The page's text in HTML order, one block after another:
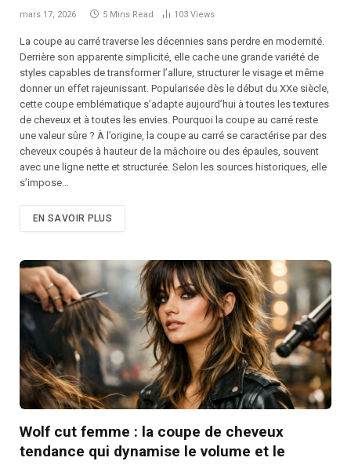
mars 17, 2026 5 Mins Read 103 Views
La coupe au carré traverse les décennies sans perdre en modernité.
Derrière son apparente simplicité, elle cache une grande variété de
styles capables de transformer l’allure, structurer le visage et même
donner un effet rajeunissant. Popularisée dès le début du XXe siècle,
cette coupe emblématique s’adapte aujourd’hui à toutes les textures
de cheveux et à toutes les envies. Pourquoi la coupe au carré reste
une valeur sûre ? À l’origine, la coupe au carré se caractérise par des
cheveux coupés à hauteur de la mâchoire ou des épaules, souvent
avec une ligne nette et structurée. Selon les sources historiques, elle
s’impose…
EN SAVOIR PLUS
Wolf cut femme : la coupe de cheveux
tendance qui dynamise le volume et le